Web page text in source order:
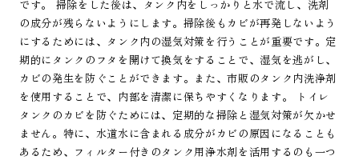
です。 掃除をした後は、タンク内をしっかりと水で流し、洗剤
の成分が残らないようにします。掃除後もカビが再発しないよう
にするためには、タンク内の湿気対策を行うことが重要です。定
期的にタンクのフタを開けて換気をすることで、湿気を逃がし、
カビの発生を防ぐことができます。また、市販のタンク内洗浄剤
を使用することで、内部を清潔に保ちやすくなります。 トイレ
タンクのカビを防ぐためには、定期的な掃除と湿気対策が欠かせ
ません。特に、水道水に含まれる成分がカビの原因になることも
あるため、フィルター付きのタンク用浄水剤を活用するのも一つ